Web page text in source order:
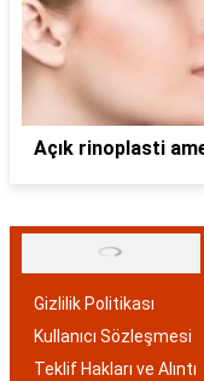
Açık rinoplasti
Gizlilik Politikası
Kullanıcı Sözleşmesi
Teklif Hakları ve Alıntı